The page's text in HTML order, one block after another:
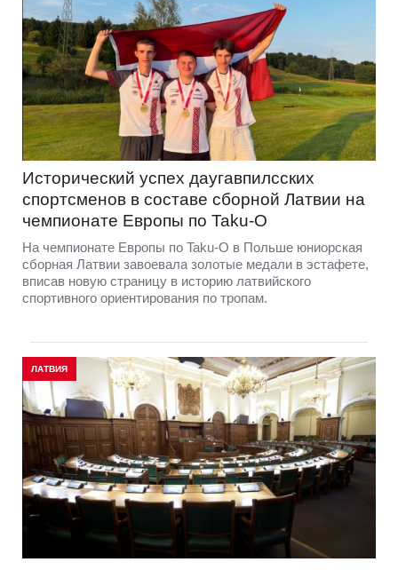
Исторический успех даугавпилсских
спортсменов в составе сборной Латвии на
чемпионате Европы по Taku-O
На чемпионате Европы по Taku-O в Польше юниорская
сборная Латвии завоевала золотые медали в эстафете,
вписав новую страницу в историю латвийского
спортивного ориентирования по тропам.
ЛАТВИЯ